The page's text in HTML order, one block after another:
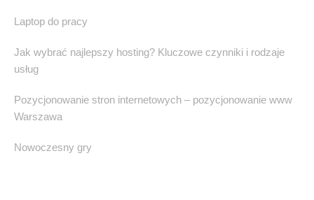
Laptop do pracy
Jak wybrać najlepszy hosting? Kluczowe czynniki i rodzaje
usług
Pozycjonowanie stron internetowych – pozycjonowanie www
Warszawa
Nowoczesny gry